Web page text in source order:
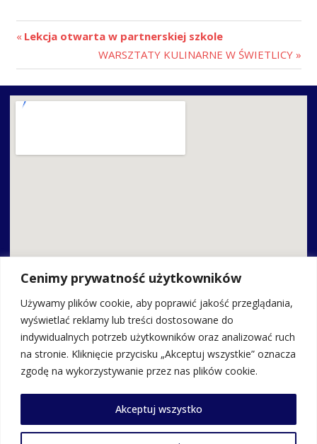
Cenimy prywatność użytkowników
Używamy plików cookie, aby poprawić jakość przeglądania,
wyświetlać reklamy lub treści dostosowane do
indywidualnych potrzeb użytkowników oraz analizować ruch
na stronie. Kliknięcie przycisku „Akceptuj wszystkie” oznacza
zgodę na wykorzystywanie przez nas plików cookie.
Akceptuj wszystko
Lekcja otwarta w partnerskiej szkole
WARSZTATY KULINARNE W ŚWIETLICY
Kontakt
Zespół Szkolno-Przedszkolny w Adamowie
ul. Szkolna 4a, 21-412 Adamów